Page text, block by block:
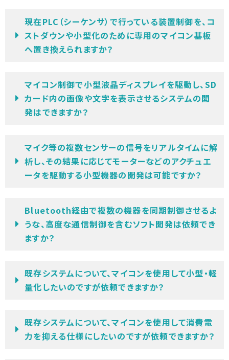
現在PLC（シーケンサ）で行っている装置制御を、コ
ストダウンや小型化のために専用のマイコン基板
へ置き換えられますか？
マイコン制御で小型液晶ディスプレイを駆動し、SD
カード内の画像や文字を表示させるシステムの開
発はできますか？
マイク等の複数センサーの信号をリアルタイムに解
析し、その結果に応じてモーターなどのアクチュエ
ータを駆動する小型機器の開発は可能ですか？
Bluetooth経由で複数の機器を同期制御させるよ
うな、高度な通信制御を含むソフト開発は依頼でき
ますか？
既存システムについて、マイコンを使用して小型・軽
量化したいのですが依頼できますか？
既存システムについて、マイコンを使用して消費電
力を抑える仕様にしたいのですが依頼できますか？